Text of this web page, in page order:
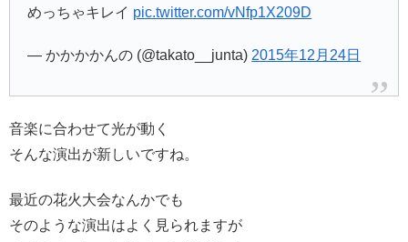
めっちゃキレイ pic.twitter.com/vNfp1X209D
— かかかかんの (@takato__junta) 2015年12月24日
音楽に合わせて光が動く
そんな演出が新しいですね。
最近の花火大会なんかでも
そのような演出はよく見られますが